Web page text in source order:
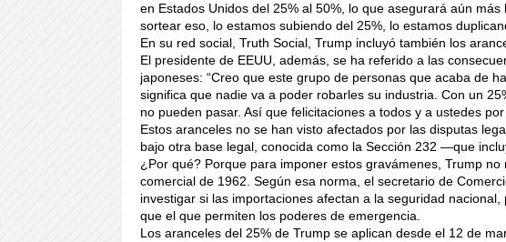
en Estados Unidos del 25% al 50%, lo que asegurará aún
sortear eso, lo estamos subiendo del 25%, lo estamos
En su red social, Truth Social, Trump incluyó también los
El presidente de EEUU, además, se ha referido a las
japoneses: “Creo que este grupo de personas que acaba de
significa que nadie va a poder robarles su industria. Con un
no pueden pasar. Así que felicitaciones a todos y a ustedes
Estos aranceles no se han visto afectados por las disputas
bajo otra base legal, conocida como la Sección 232 —que
¿Por qué? Porque para imponer estos gravámenes, Trump
comercial de 1962. Según esa norma, el secretario de
investigar si las importaciones afectan a la seguridad
que el que permiten los poderes de emergencia.
Los aranceles del 25% de Trump se aplican desde el 12 de